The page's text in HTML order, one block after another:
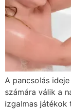
A pancsolás
számára válik a
izgalmas játékok